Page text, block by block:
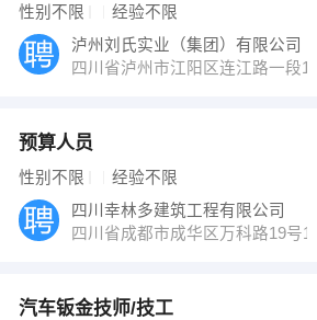
性别不限 经验不限
泸州刘氏实业（集团）有限公司
四川省泸州市江阳区连江路一段
预算人员
性别不限 经验不限
四川幸林多建筑工程有限公司
四川省成都市成华区万科路19号1
汽车钣金技师/技工